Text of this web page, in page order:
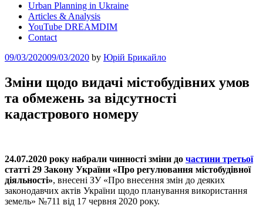
Urban Planning in Ukraine
Articles & Analysis
YouTube DREAMDIM
Contact
Posted
09/03/202009/03/2020 by Юрій Брикайло
Зміни щодо видачі містобудівних умов
та обмежень за відсутності
кадастрового номеру
24.07.2020 року набрали чинності зміни до частини третьої
статті 29 Закону України «Про регулювання містобудівної
діяльності», внесені ЗУ «Про внесення змін до деяких
законодавчих актів України щодо планування використання
земель» №711 від 17 червня 2020 року.